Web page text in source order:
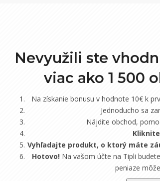
Nevyužili ste
viac ako 1 500
Na získanie bonusu v hodnote 10€ k
Jednoducho sa
Nájdite obchod,
Vyhľadajte produkt, o ktorý máte
Hotovo!Na vašom účte na Tipli
peniaze